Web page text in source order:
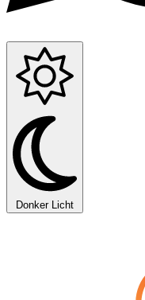
Donker Licht